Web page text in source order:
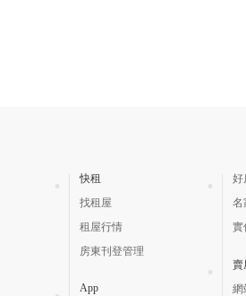
快租
找租屋
租屋行情
房東刊登管理
App
好
名
實
賣
網